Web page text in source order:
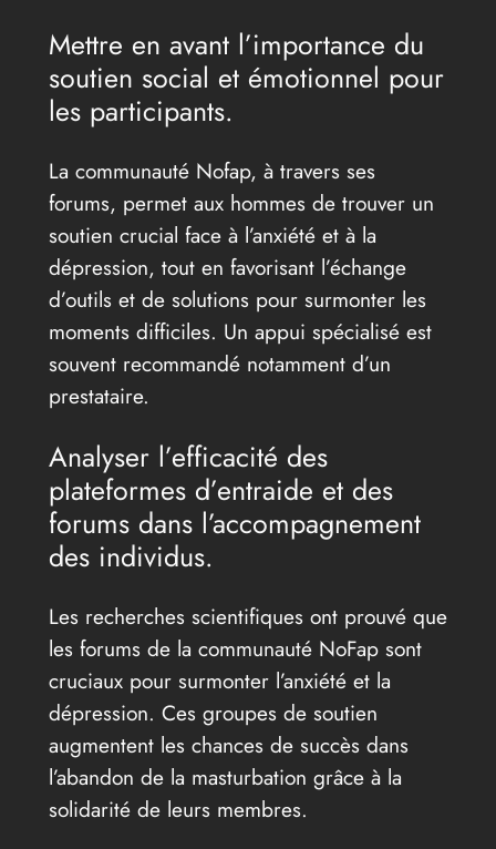
Mettre en avant l’importance du
soutien social et émotionnel pour
les participants.
La communauté Nofap, à travers ses
forums, permet aux hommes de trouver un
soutien crucial face à l’anxiété et à la
dépression, tout en favorisant l’échange
d’outils et de solutions pour surmonter les
moments difficiles. Un appui spécialisé est
souvent recommandé notamment d’un
prestataire.
Analyser l’efficacité des
plateformes d’entraide et des
forums dans l’accompagnement
des individus.
Les recherches scientifiques ont prouvé que
les forums de la communauté NoFap sont
cruciaux pour surmonter l’anxiété et la
dépression. Ces groupes de soutien
augmentent les chances de succès dans
l’abandon de la masturbation grâce à la
solidarité de leurs membres.